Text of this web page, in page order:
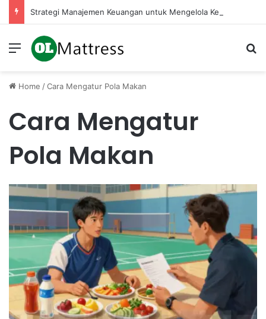
Menu
Home /Cara Mengatur Pola Makan
Cara Mengatur
Pola Makan